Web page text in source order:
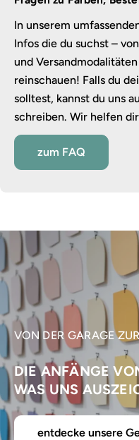
In unserem
Infos die du suchst –
und
reinschauen! Falls du
solltest, kannst du uns
schreiben. Wir helfen
zum FAQ
VON DER GARAGE
DIE ANFÄNGE
WAS UNS
entdecke unsere